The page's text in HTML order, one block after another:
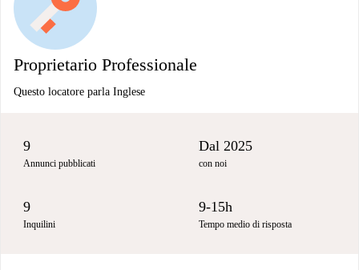
Proprietario Professionale
Questo locatore parla Inglese
9
Annunci pubblicati
Dal 2025
con noi
9
Inquilini
9-15h
Tempo medio di risposta